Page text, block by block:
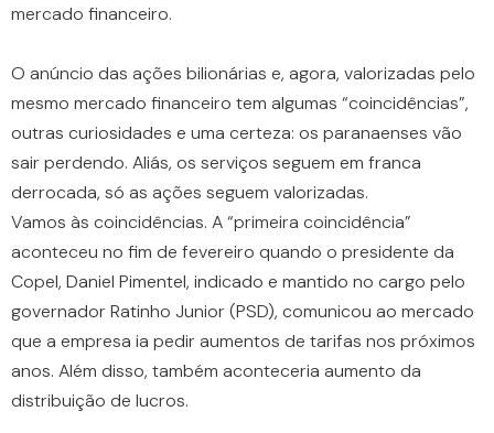
mercado financeiro.
O anúncio das ações bilionárias e, agora, valorizadas pelo
mesmo mercado financeiro tem algumas “coincidências”,
outras curiosidades e uma certeza: os paranaenses vão
sair perdendo. Aliás, os serviços seguem em franca
derrocada, só as ações seguem valorizadas.
Vamos às coincidências. A “primeira coincidência”
aconteceu no fim de fevereiro quando o presidente da
Copel, Daniel Pimentel, indicado e mantido no cargo pelo
governador Ratinho Junior (PSD), comunicou ao mercado
que a empresa ia pedir aumentos de tarifas nos próximos
anos. Além disso, também aconteceria aumento da
distribuição de lucros.